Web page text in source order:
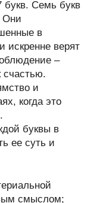
букв. Семь букв
Они
в
искренне верят
–
счастью.
и
когда это
буквы в
ее суть и
смыслом;